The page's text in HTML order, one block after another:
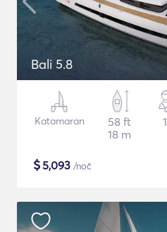
Bali 5.8
Katamaran
58 ft
18 m
$5,093 /noč